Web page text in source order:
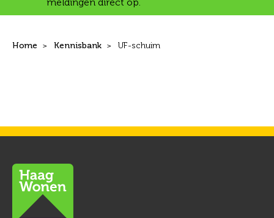
Home Kennisbank UF-schuim
Contactinformatie